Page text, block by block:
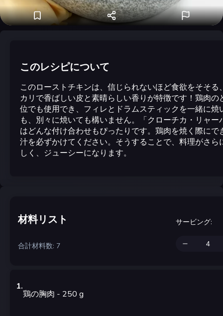
このレシピについて
このローストチキンは、信じられないほど食欲をそそる
カリで香ばしい皮と素晴らしい香りが特徴です！鶏肉の
位でも使用でき、フィレとドラムスティックを一緒に焼
も、別々に焼いても構いません。「クローチカ・リャー
はどんな付け合わせもぴったりです。鶏肉を焼く際にで
汁を必ずかけてください。そうすることで、料理がさら
しく、ジューシーになります。
材料リスト
合計材料数: 7
サービング:
1.
鶏の胸肉 - 250 g